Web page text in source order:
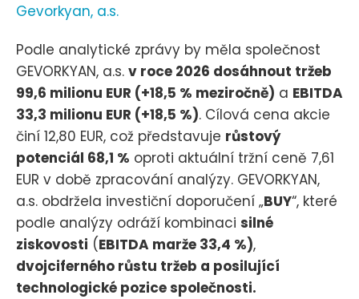
Gevorkyan, a.s.
Podle analytické zprávy by měla společnost
GEVORKYAN, a.s. v roce 2026 dosáhnout tržeb
99,6 milionu EUR (+18,5 % meziročně) a EBITDA
33,3 milionu EUR (+18,5 %). Cílová cena akcie
činí 12,80 EUR, což představuje růstový
potenciál 68,1 % oproti aktuální tržní ceně 7,61
EUR v době zpracování analýzy. GEVORKYAN,
a.s. obdržela investiční doporučení „BUY“, které
podle analýzy odráží kombinaci silné
ziskovosti (EBITDA marže 33,4 %),
dvojciferného růstu tržeb a posilující
technologické pozice společnosti.